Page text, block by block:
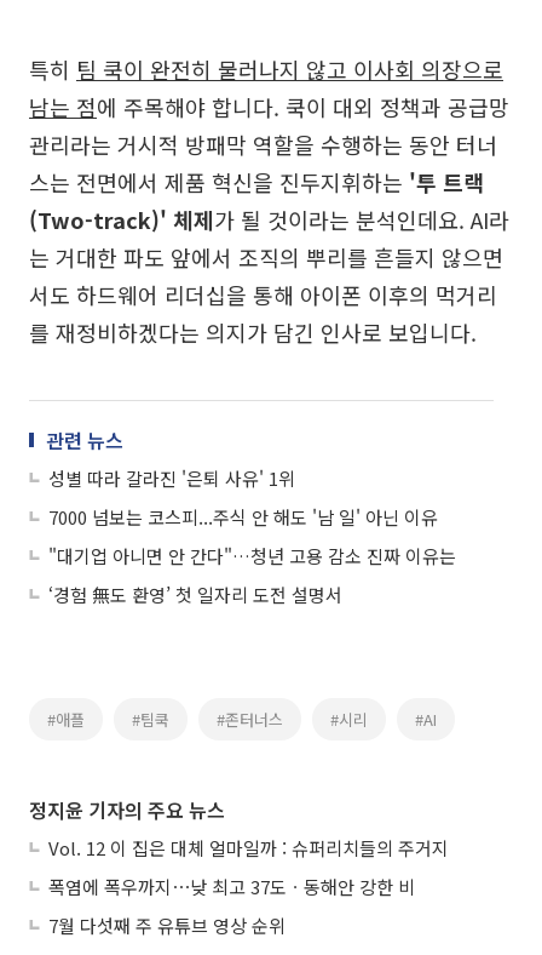
특히 팀 쿡이 완전히 물러나지 않고 이사회 의장으로
남는 점에 주목해야 합니다. 쿡이 대외 정책과 공급망
관리라는 거시적 방패막 역할을 수행하는 동안 터너
스는 전면에서 제품 혁신을 진두지휘하는 '투 트랙
(Two-track)' 체제가 될 것이라는 분석인데요. AI라
는 거대한 파도 앞에서 조직의 뿌리를 흔들지 않으면
서도 하드웨어 리더십을 통해 아이폰 이후의 먹거리
를 재정비하겠다는 의지가 담긴 인사로 보입니다.
관련 뉴스
성별 따라 갈라진 '은퇴 사유' 1위
7000 넘보는 코스피...주식 안 해도 '남 일' 아닌 이유
"대기업 아니면 안 간다"…청년 고용 감소 진짜 이유는
‘경험 無도 환영’ 첫 일자리 도전 설명서
#애플 #팀쿡 #존터너스 #시리 #AI
정지윤 기자의 주요 뉴스
Vol. 12 이 집은 대체 얼마일까 : 슈퍼리치들의 주거지
폭염에 폭우까지⋯낮 최고 37도ㆍ동해안 강한 비
7월 다섯째 주 유튜브 영상 순위